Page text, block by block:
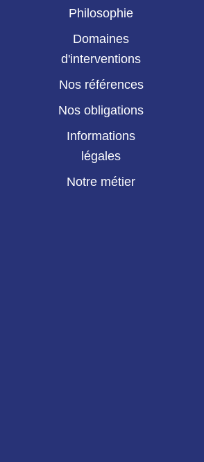
Philosophie
Domaines
d'interventions
Nos références
Nos obligations
Informations
légales
Notre métier